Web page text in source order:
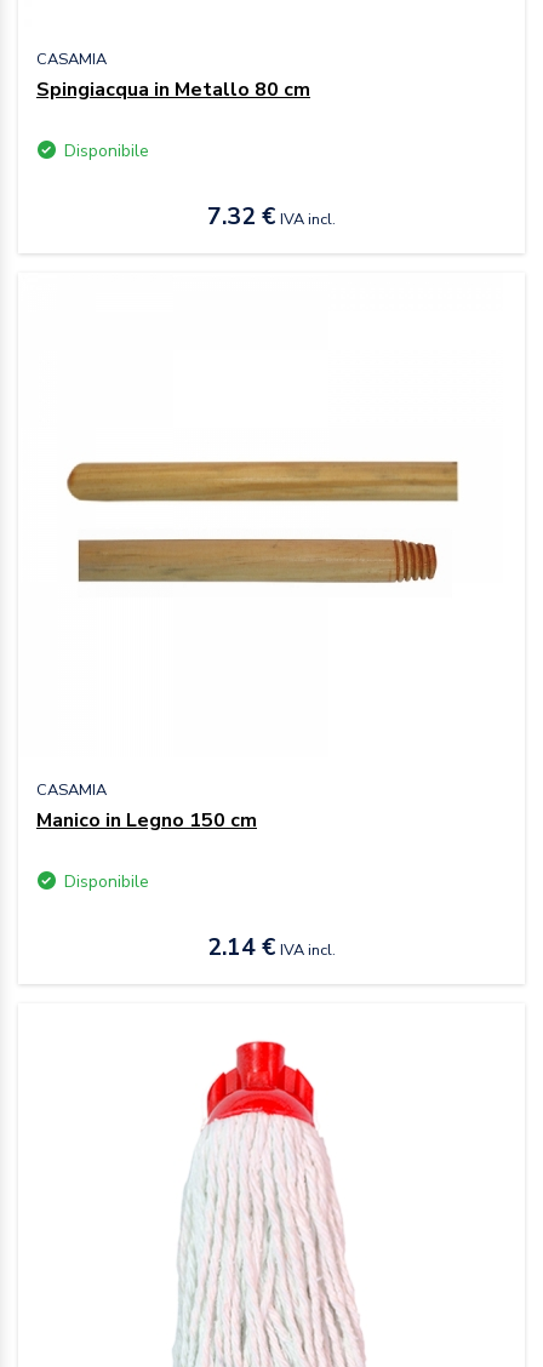
CASAMIA
Spingiacqua in Metallo 80 cm
Disponibile
7.32 € IVA incl.
CASAMIA
Manico in Legno 150 cm
Disponibile
2.14 € IVA incl.